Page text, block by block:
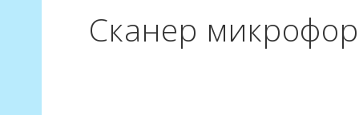
Сканер